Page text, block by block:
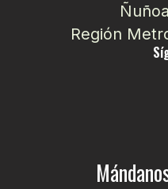
Región